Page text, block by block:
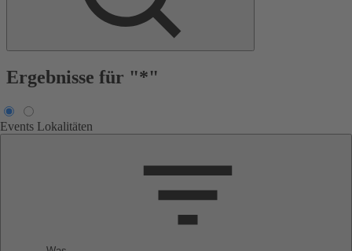
Ergebnisse für "*"
Events Lokalitäten